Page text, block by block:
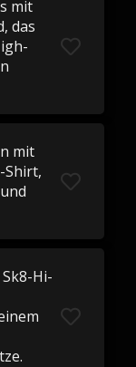
mit
das
mit
Shirt,
Hi-